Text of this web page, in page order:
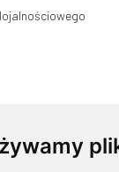
w sklepie